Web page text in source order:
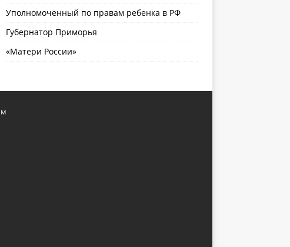
Уполномоченный по правам ребенка в РФ
Губернатор Приморья
«Матери России»